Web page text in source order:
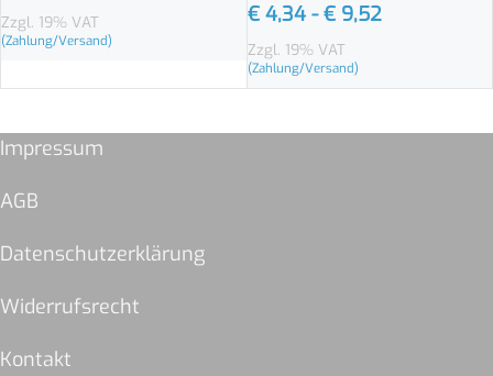
Zzgl. 19% VAT
(Zahlung/Versand)
€4,34-€9,52
Zzgl. 19% VAT
(Zahlung/Versand)
Impressum
AGB
Datenschutzerklärung
Widerrufsrecht
Kontakt